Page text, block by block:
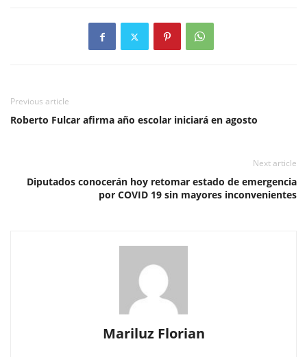
Previous article
Roberto Fulcar afirma año escolar iniciará en agosto
Next article
Diputados conocerán hoy retomar estado de emergencia
por COVID 19 sin mayores inconvenientes
Mariluz Florian